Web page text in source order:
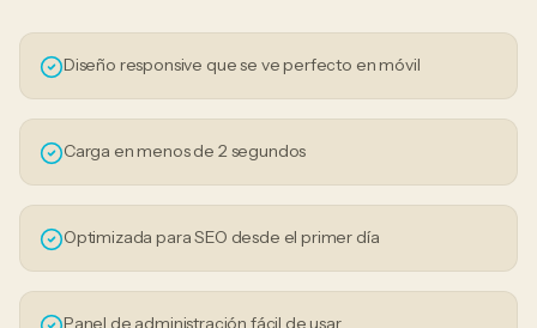
Diseño responsive que se ve perfecto en móvil
Carga en menos de 2 segundos
Optimizada para SEO desde el primer día
Panel de administración fácil de usar